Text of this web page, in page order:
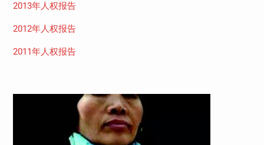
2013年人权报告
2012年人权报告
2011年人权报告